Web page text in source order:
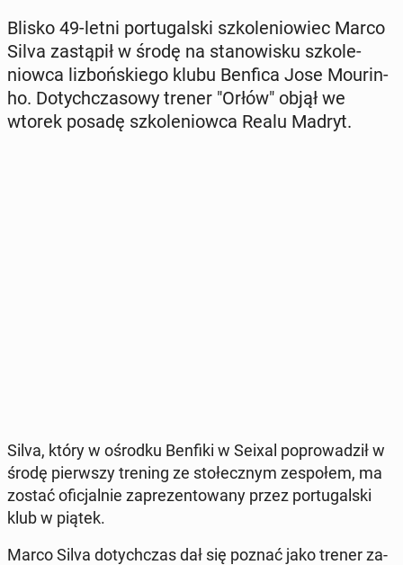
Blisko 49-letni por­tu­gal­ski szko­le­nio­wiec Marco
Silva za­stą­pił w środę na sta­no­wi­sku szko­le­
niow­ca li­zboń­skie­go klubu Benfica Jose Mo­urin­
ho. Do­tych­cza­so­wy trener "Orłów" objął we
wtorek posadę szko­le­niow­ca Realu Madryt.
Silva, który w ośrodku Benfiki w Seixal po­pro­wa­dził w
środę pierw­szy trening ze sto­łecz­nym ze­spo­łem, ma
zostać ofi­cjal­nie za­pre­zen­to­wa­ny przez por­tu­gal­ski
klub w piątek.
Marco Silva do­tych­czas dał się poznać jako trener za­